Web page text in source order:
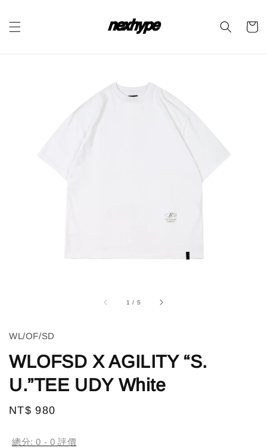
1 / 5
WL/OF/SD
WLOFSD X AGILITY “S.
U.”TEE UDY White
Regular
NT$ 980
總分:0 - 0 評價